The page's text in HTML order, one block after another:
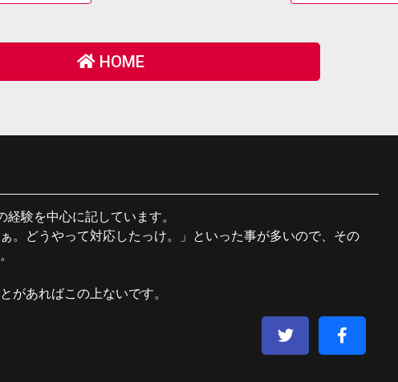
HOME
験を中心に記しています。
。どうやって対応したっけ。」といった事が多いので、その
があればこの上ないです。